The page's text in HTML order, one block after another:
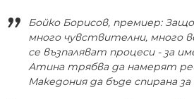
Бойко Борисов, премиер:
много чувствителни, много
се възпаляват процеси - за
Атина трябва да намерят
Македония да бъде спирана